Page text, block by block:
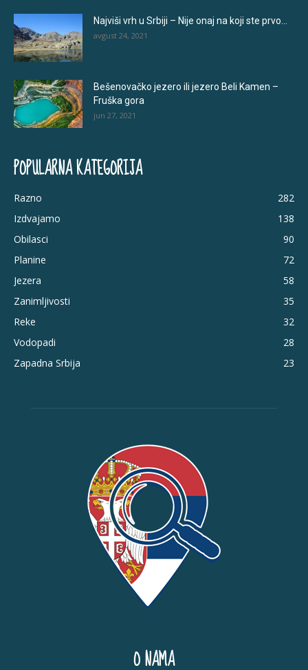
Najviši vrh u Srbiji – Nije onaj na koji ste prvo...
avgust 24, 2021
Bešenovačko jezero ili jezero Beli Kamen –
Fruška gora
jun 27, 2021
POPULARNA KATEGORIJA
Razno
282
Izdvajamo
138
Obilasci
90
Planine
72
Jezera
58
Zanimljivosti
35
Reke
32
Vodopadi
28
Zapadna Srbija
23
O NAMA